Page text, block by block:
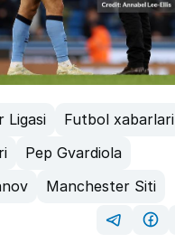
Ligasi
Futbol xabarlari
Pep Gvardiola
Manchester Siti